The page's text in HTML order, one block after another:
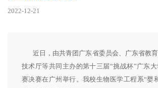
2022-12-21
近日，由共青团广东省委员会、广东省教
技术厅等共同主办的第十三届“挑战杯”广东
赛决赛在广州举行。我校生物医学工程系“婴